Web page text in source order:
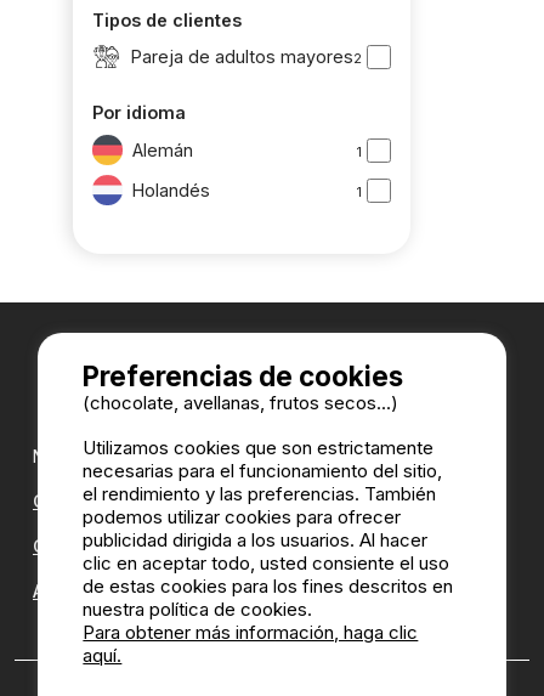
Tipos de clientes
Pareja de adultos mayores2
Por idioma
Alemán
1
Holandés 1
Nuestros partners:
CampingDirect
CampingStreetView
ANUARIO DE LOS CAMPINGS
Preferencias de cookies
(chocolate, avellanas, frutos secos...)
Utilizamos cookies que son estrictamente
necesarias para el funcionamiento del sitio,
el rendimiento y las preferencias. También
podemos utilizar cookies para ofrecer
publicidad dirigida a los usuarios. Al hacer
clic en aceptar todo, usted consiente el uso
de estas cookies para los fines descritos en
nuestra política de cookies.
Para obtener más información, haga clic
aquí.